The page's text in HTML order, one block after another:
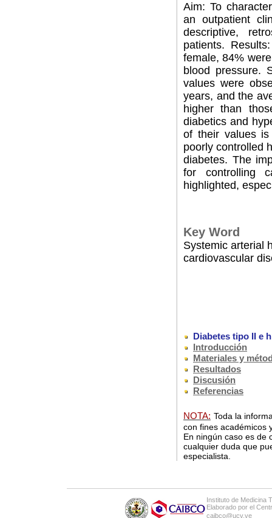
Aim: To
an outpatient
descriptive,
patients.
female, 84%
blood pressure.
values were
years, and the
higher than
diabetics and
of their values is
poorly controlled
diabetes. The
for controlling
highlighted,
Key Word
Systemic arterial
cardiovascular
Diabetes tipo II e
Introducción
Materiales y
Resultados
Discusión
Referencias
NOTA: Toda la
con fines académicos
En ningún caso es de
cualquier duda que
especialista.
Instituto de Medicina
Elaborado por el
caibco@ucv.ve